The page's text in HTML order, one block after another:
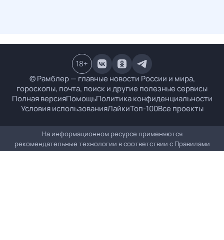
© Рамблер — главные новости России и мира,
гороскопы, почта, поиск и другие полезные сервисы
Полная версияПомощьПолитика конфиденциальности
Условия использованияЛайкиТоп-100Все проекты
18+
На информационном ресурсе применяются
рекомендательные технологии в соответствии с Правилами